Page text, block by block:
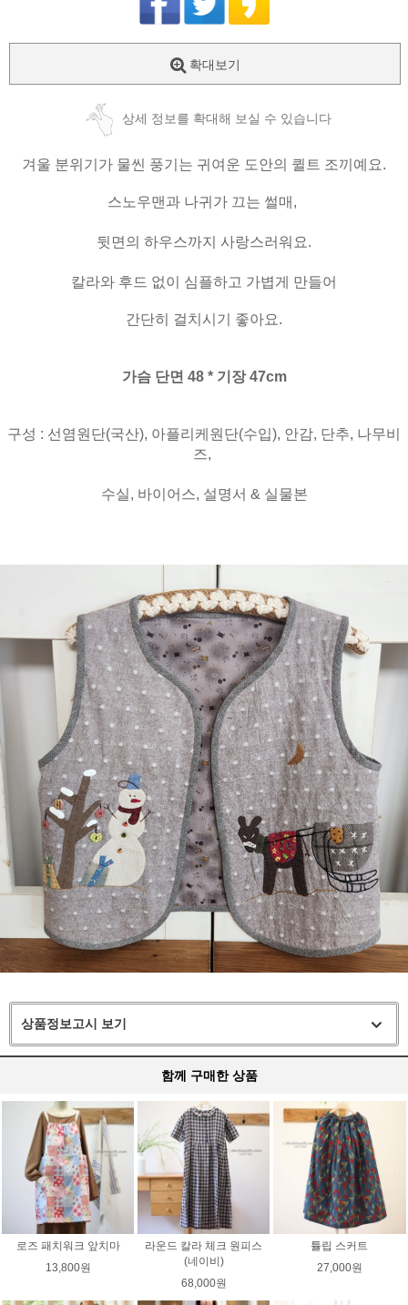
확대보기
상세 정보를 확대해 보실 수 있습니다
겨울 분위기가 물씬 풍기는 귀여운 도안의 퀼트 조끼예요.
스노우맨과 나귀가 끄는 썰매,
뒷면의 하우스까지 사랑스러워요.
칼라와 후드 없이 심플하고 가볍게 만들어
간단히 걸치시기 좋아요.
가슴 단면 48 * 기장 47cm
구성 : 선염원단(국산), 아플리케원단(수입), 안감, 단추, 나무비
즈,
수실, 바이어스, 설명서 & 실물본
상품정보고시 보기
함께 구매한 상품
로즈 패치워크 앞치마
13,800원
라운드 칼라 체크 원피스
(네이비)
68,000원
튤립 스커트
27,000원